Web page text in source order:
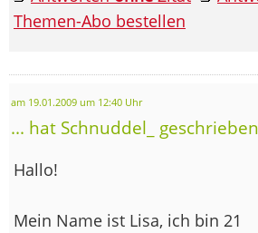
Themen-Abo bestellen
am 19.01.2009 um 12:40 Uhr
... hat Schnuddel_
Hallo!
Mein Name ist Lisa, ich bin 21